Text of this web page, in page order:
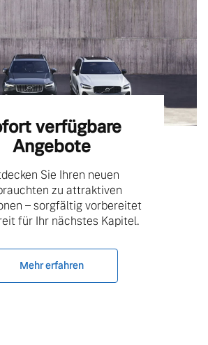
verfügbare
Angebote
Sie Ihren neuen
zu attraktiven
– sorgfältig vorbereitet
für Ihr nächstes Kapitel.
Mehr erfahren